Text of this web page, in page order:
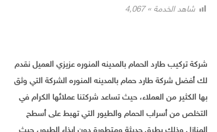
شاهد الخدمة » 4٬067
شركة تركيب طارد الحمام بالمدينه المنوره عزيزي العميل نقدم
لك أفضل شركة طارد حمام بالمدينه المنوره الشركة التي وثق
بها الكثير من العملاء، حيث تساعد شركتنا عملائها الكرام في
التخلص من أسراب الحمام والطيور التي تهبط على أسطح